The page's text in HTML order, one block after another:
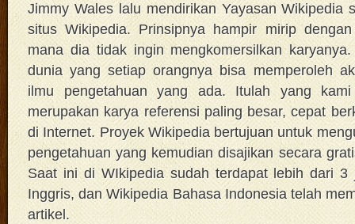
Jimmy Wales lalu mendirikan Yayasan Wikipedia
situs Wikipedia. Prinsipnya hampir mirip
mana dia tidak ingin mengkomersilkan karyanya.
dunia yang setiap orangnya bisa memperoleh
ilmu pengetahuan yang ada. Itulah yang kami
merupakan karya referensi paling besar, cepat
di Internet. Proyek Wikipedia bertujuan untuk
pengetahuan yang kemudian disajikan secara
Saat ini di WIkipedia sudah terdapat lebih dari 3
Inggris, dan Wikipedia Bahasa Indonesia telah
artikel.